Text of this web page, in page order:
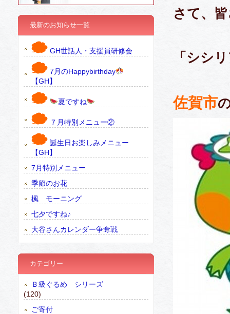
さて、
「シシ
佐賀市
最新のお知らせ一覧
GH世話人・支援員研修会
7月のHappybirthday
【GH】
夏ですね
７月特別メニュー②
誕生日お楽しみメニュー
【GH】
7月特別メニュー
季節のお花
楓 モーニング
七夕ですね♪
大谷さんカレンダー争奪戦
カテゴリー
Ｂ級ぐるめ シリーズ
(120)
ご寄付